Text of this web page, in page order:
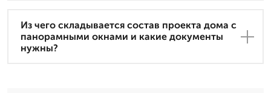
Из чего складывается состав проекта дома с
панорамными окнами и какие документы
нужны?